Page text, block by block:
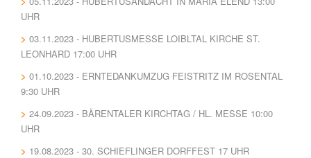
UHR
03.11.2023 - HUBERTUSMESSE LOIBLTAL KIRCHE ST.
LEONHARD 17:00 UHR
01.10.2023 - ERNTEDANKUMZUG FEISTRITZ IM ROSENTAL
9:30 UHR
24.09.2023 - BÄRENTALER KIRCHTAG / HL. MESSE 10:00
UHR
19.08.2023 - 30. SCHIEFLINGER DORFFEST 17 UHR